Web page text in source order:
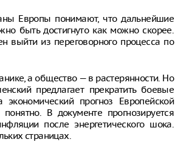
Европы понимают, что дальнейшие
быть достигнуто как можно скорее.
выйти из переговорного процесса по
а общество — в растерянности. Но
предлагает прекратить боевые
прогноз Европейской
В документе прогнозируется
после энергетического шока.
страницах.